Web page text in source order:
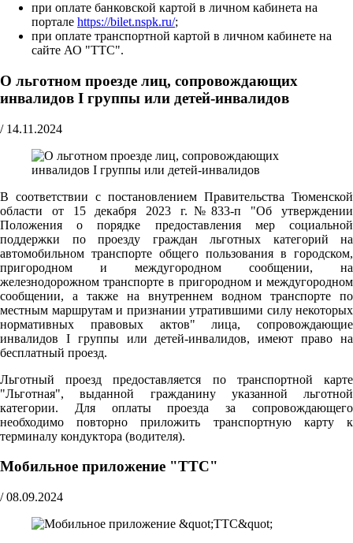
при оплате банковской картой в личном кабинета на
портале https://bilet.nspk.ru/;
при оплате транспортной картой в личном кабинете на
сайте АО "ТТС".
О льготном проезде лиц, сопровождающих
инвалидов I группы или детей-инвалидов
/ 14.11.2024
В соответствии с постановлением Правительства Тюменской
области от 15 декабря 2023 г.№833-п "Об утверждении
Положения о порядке предоставления мер социальной
поддержки по проезду граждан льготных категорий на
автомобильном транспорте общего пользования в городском,
пригородном и междугородном сообщении, на
железнодорожном транспорте в пригородном и междугородном
сообщении, а также на внутреннем водном транспорте по
местным маршрутам и признании утратившими силу некоторых
нормативных правовых актов" лица, сопровождающие
инвалидов I группы или детей-инвалидов, имеют право на
бесплатный проезд.
Льготный проезд предоставляется по транспортной карте
"Льготная", выданной гражданину указанной льготной
категории. Для оплаты проезда за сопровождающего
необходимо повторно приложить транспортную карту к
терминалу кондуктора (водителя).
Мобильное приложение "ТТС"
/ 08.09.2024